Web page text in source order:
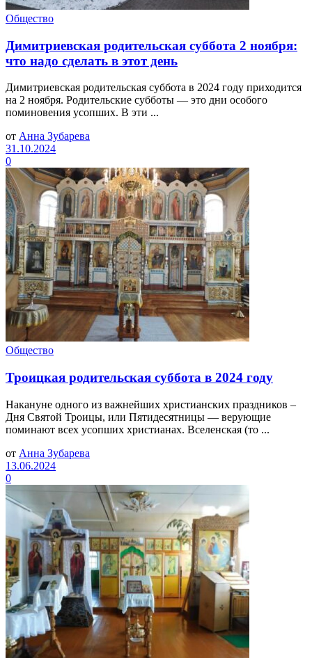
Общество
Димитриевская родительская суббота 2 ноября:
что надо сделать в этот день
Димитриевская родительская суббота в 2024 году приходится
на 2 ноября. Родительские субботы — это дни особого
поминовения усопших. В эти ...
от Анна Зубарева
31.10.2024
0
Общество
Троицкая родительская суббота в 2024 году
Накануне одного из важнейших христианских праздников –
Дня Святой Троицы, или Пятидесятницы — верующие
поминают всех усопших христианах. Вселенская (то ...
от Анна Зубарева
13.06.2024
0